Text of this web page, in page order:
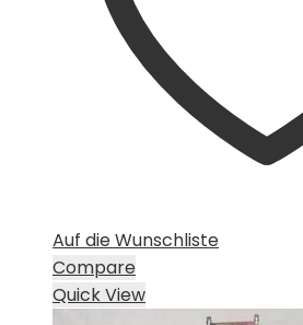
Auf die Wunschliste
Compare
Quick View